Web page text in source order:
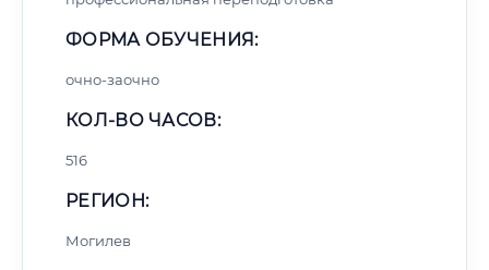
ФОРМА ОБУЧЕНИЯ:
очно-заочно
КОЛ-ВО ЧАСОВ:
516
РЕГИОН:
Могилев